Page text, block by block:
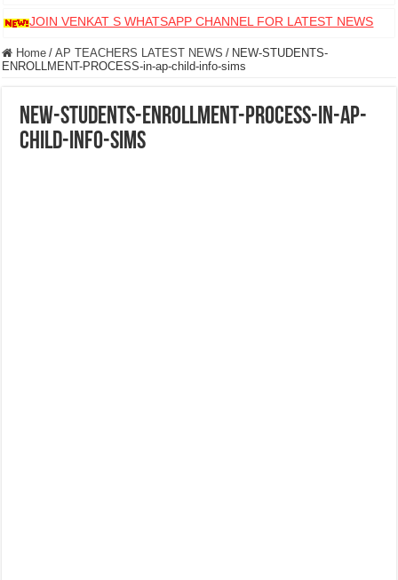
JOIN VENKAT S WHATSAPP CHANNEL FOR LATEST NEWS
Home / AP TEACHERS LATEST NEWS / NEW-STUDENTS-
ENROLLMENT-PROCESS-in-ap-child-info-sims
NEW-STUDENTS-ENROLLMENT-PROCESS-in-ap-
child-info-sims